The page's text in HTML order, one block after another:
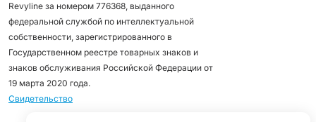
Revyline за номером 776368, выданного
федеральной службой по интеллектуальной
собственности, зарегистрированного в
Государственном реестре товарных знаков и
знаков обслуживания Российской Федерации от
19 марта 2020 года.
Свидетельство